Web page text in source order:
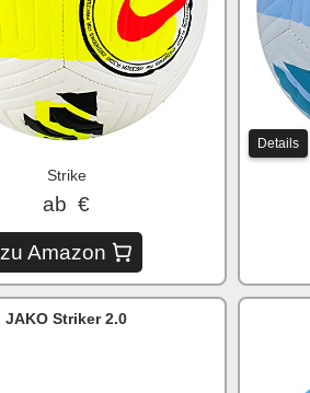
Strike
ab €
zu Amazon
Details
JAKO Striker 2.0